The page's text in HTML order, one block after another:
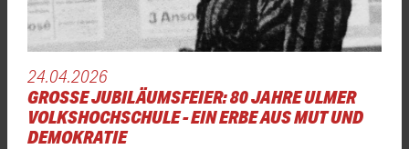
24.04.2026
GROSSE JUBILÄUMSFEIER: 80 JAHRE ULMER V
OLKSHOCHSCHULE - EIN ERBE AUS MUT UND D
EMOKRATIE